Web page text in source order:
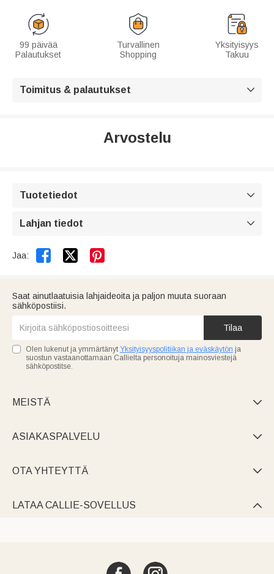
99 päivää
Palautukset
Turvallinen
Shopping
Yksityisyys
Takuu
Toimitus & palautukset 
Arvostelu
Tuotetiedot 
Lahjan tiedot 
Jaa:  
Saat ainutlaatuisia lahjaideoita ja paljon muuta suoraan
sähköpostiisi.
Tilaa
Olen lukenut ja ymmärtänyt Yksityisyyspolitiikan ja eväskäytön ja
suostun vastaanottamaan Callielta personoituja mainosviestejä
sähköpostitse.
MEISTÄ 
ASIAKASPALVELU 
OTA YHTEYTTÄ 
LATAA CALLIE-SOVELLUS 